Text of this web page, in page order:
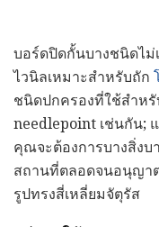
บอร์ดปิดกั้นบางชนิดไ
ไวนิลเหมาะสำหรับถัก
ชนิดปกครองที่ใช้สำห
needlepoint เช่นกัน;
คุณจะต้องการบางสิ่งบ
สถานที่ตลอดจนอนุญา
รูปทรงสี่เหลี่ยมจัตุรัส